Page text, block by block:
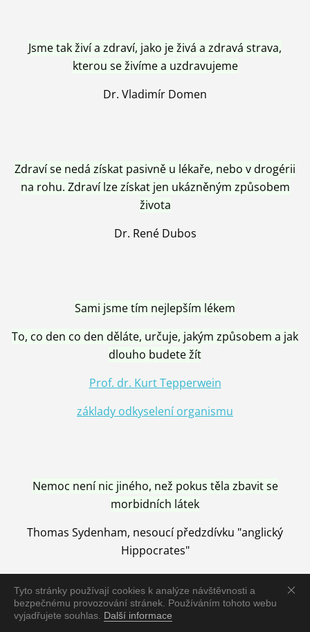
Tyto stránky používají cookies k analýze návštěvnosti a
bezpečnému provozování stránek. Používáním tohoto webu
vyjadřujete souhlas. Další informace
Jsme tak živí a zdraví, jako je živá a zdravá strava,
kterou se živíme a uzdravujeme
Dr. Vladimír Domen
Zdraví se nedá získat pasivně u lékaře, nebo v drogérii
na rohu. Zdraví lze získat jen ukázněným způsobem
života
Dr. René Dubos
Sami jsme tím nejlepším lékem
To, co den co den děláte, určuje, jakým způsobem a jak
dlouho budete žít
Prof. dr. Kurt Tepperwein
základy odkyselení organismu
Nemoc není nic jiného, než pokus těla zbavit se
morbidních látek
Thomas Sydenham, nesoucí předzdívku "anglický
Hippocrates"
Nemoc je vyléčena jen pomocí Přírody, neutralizací a